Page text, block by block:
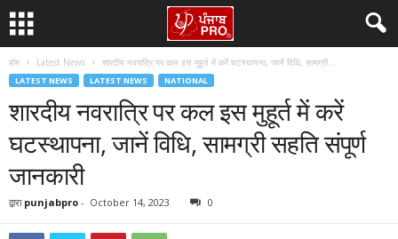
होम Latest News शारदीय नवरात्रि पर कल इस मुहूर्त में करें घटस्थापना, जानें विधि, सामग्री...
LATEST NEWS LATEST NEWS NATIONAL
शारदीय नवरात्रि पर कल इस मुहूर्त में करें
घटस्थापना, जानें विधि, सामग्री सहति संपूर्ण
जानकारी
द्वारा punjabpro - October 14, 2023 0